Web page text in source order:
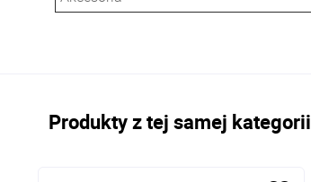
Produkty z tej samej kategorii